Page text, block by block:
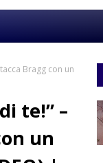
Bragg con un
te!” –
un